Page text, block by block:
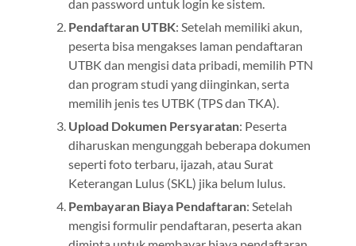
dan password untuk login ke sistem.
Pendaftaran UTBK: Setelah memiliki akun,
peserta bisa mengakses laman pendaftaran
UTBK dan mengisi data pribadi, memilih PTN
dan program studi yang diinginkan, serta
memilih jenis tes UTBK (TPS dan TKA).
Upload Dokumen Persyaratan: Peserta
diharuskan mengunggah beberapa dokumen
seperti foto terbaru, ijazah, atau Surat
Keterangan Lulus (SKL) jika belum lulus.
Pembayaran Biaya Pendaftaran: Setelah
mengisi formulir pendaftaran, peserta akan